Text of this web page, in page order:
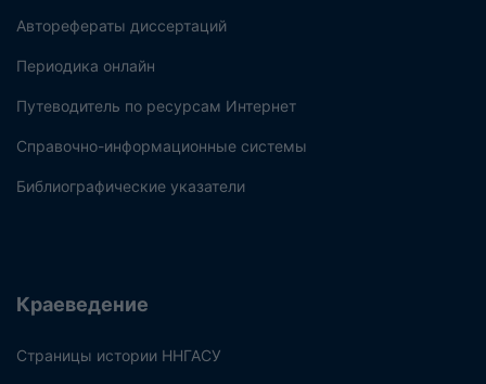
Авторефераты диссертаций
Периодика онлайн
Путеводитель по ресурсам Интернет
Справочно-информационные системы
Библиографические указатели
Краеведение
Страницы истории ННГАСУ